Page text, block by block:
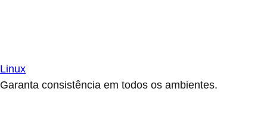
Linux
Garanta consistência em todos os ambientes.